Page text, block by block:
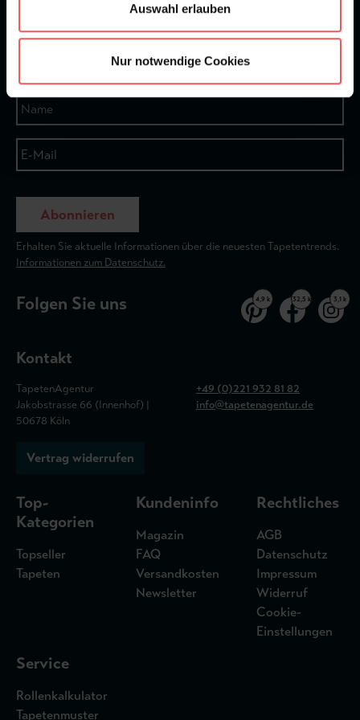
Auswahl erlauben
Nur notwendige Cookies
Newsletter
Abonnieren
Erhalten Sie aktuelle Informationen über die neuesten Tapetentrends.
Informationen zum Datenschutz.
Folgen Sie uns 4,9 k 32,5 k 3,1 k
Kontakt
TapetenAgentur
Jakobstrasse 66 (Innenhof) |
50678 Köln
+49 (0)221 932 81 82
info@tapetenagentur.de
Vertrag widerrufen
Top-
Kategorien
Topseller
Tapeten
Kundeninfo
Magazin
FAQ
Versandkosten
Newsletter
Rechtliches
AGB
Datenschutz
Impressum
Widerruf
Cookie-
Einstellungen
Service
Rollenkalkulator
Tapetenmuster